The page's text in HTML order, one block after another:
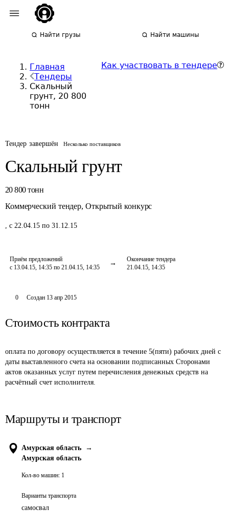
Найти грузы Найти машины
Главная
Тендеры
Скальный
грунт, 20 800
тонн
Как участвовать в тендере
Тендер завершён Несколько поставщиков
Скальный грунт
20 800 тонн
Коммерческий тендер, Открытый конкурс
, с 22.04.15 по 31.12.15
Приём предложений
с 13.04.15, 14:35 по 21.04.15, 14:35
Окончание тендера
21.04.15, 14:35
0 Создан 13 апр 2015
Стоимость контракта
оплата по договору осуществляется в течение 5(пяти) рабочих дней с
даты выставленного счета на основании подписанных Сторонами
актов оказанных услуг путем перечисления денежных средств на
расчётный счет исполнителя.
Маршруты и транспорт
Амурская область
→
Амурская область
Кол-во машин: 1
Варианты транспорта
самосвал